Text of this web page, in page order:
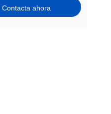
Contacta ahora